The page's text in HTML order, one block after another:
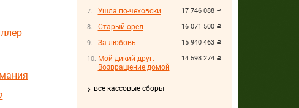
17 746 088 руб.
Ушла по-чеховски
16 071 500 руб.
Старый орел
15 940 463 руб.
За любовь
14 598 274 руб.
Мой дикий друг.
Возвращение домой
все кассовые сборы